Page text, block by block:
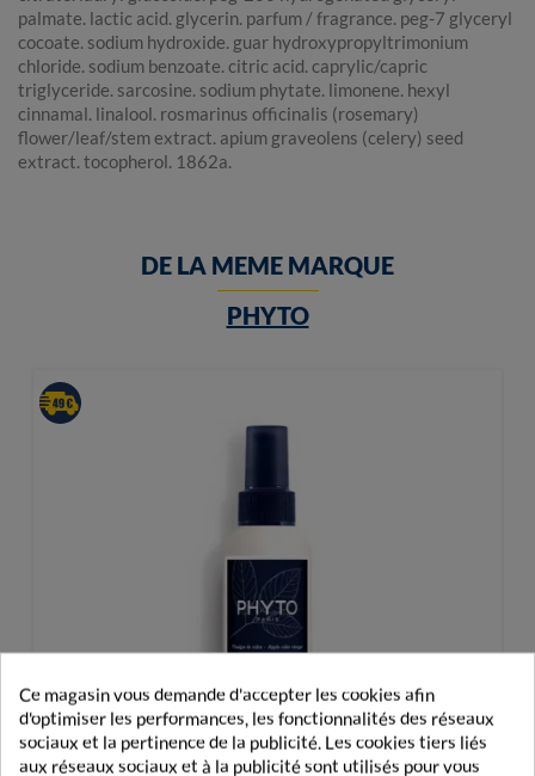
palmate. lactic acid. glycerin. parfum / fragrance. peg-7 glyceryl
cocoate. sodium hydroxide. guar hydroxypropyltrimonium
chloride. sodium benzoate. citric acid. caprylic/capric
triglyceride. sarcosine. sodium phytate. limonene. hexyl
cinnamal. linalool. rosmarinus officinalis (rosemary)
flower/leaf/stem extract. apium graveolens (celery) seed
extract. tocopherol. 1862a.
DE LA MEME MARQUE
PHYTO
Ce magasin vous demande d'accepter les cookies afin
d'optimiser les performances, les fonctionnalités des réseaux
sociaux et la pertinence de la publicité. Les cookies tiers liés
aux réseaux sociaux et à la publicité sont utilisés pour vous